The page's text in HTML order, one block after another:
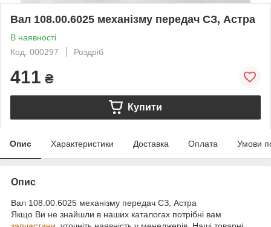
Вал 108.00.6025 механізму передач СЗ, Астра
В наявності
Код: 000297
Роздріб
411 ₴
Купити
Опис Характеристики Доставка Оплата Умови
Опис
Вал 108.00.6025 механізму передач СЗ, Астра
Якщо Ви не знайшли в наших каталогах потрібні вам